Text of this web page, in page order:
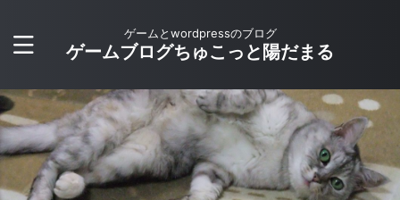
ゲームとwordpressのブログ
ゲームブログちゅこっと陽だまる